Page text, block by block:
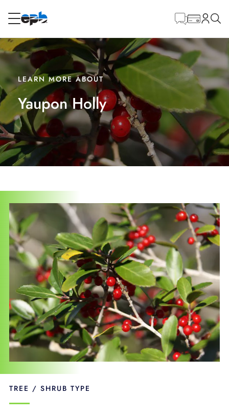
RESIDENCIAL NEGOCIO
Internet
Energía
Televisión
BLOG
APOYO
IDIOMA
principal
LEARN MORE ABOUT
Yaupon Holly
TREE / SHRUB TYPE